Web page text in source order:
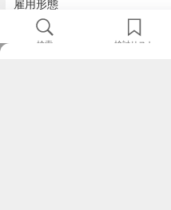
雇用形態
正社員
派遣
検索 検討リスト